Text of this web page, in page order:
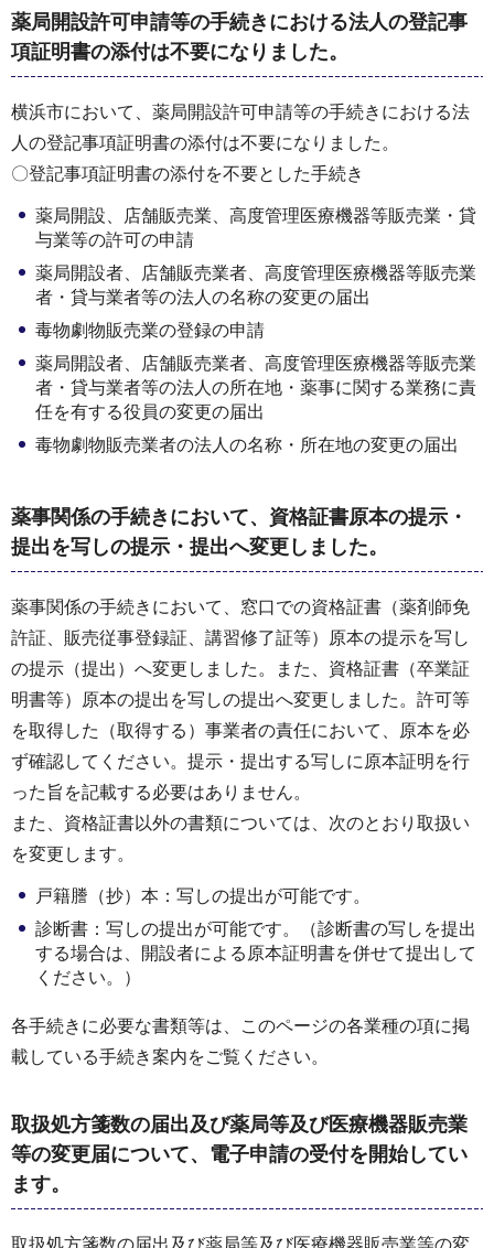
薬局開設許可申請等の手続きにおける法人の登記事
項証明書の添付は不要になりました。
横浜市において、薬局開設許可申請等の手続きにおける法
人の登記事項証明書の添付は不要になりました。
〇登記事項証明書の添付を不要とした手続き
薬局開設、店舗販売業、高度管理医療機器等販売業・貸
与業等の許可の申請
薬局開設者、店舗販売業者、高度管理医療機器等販売業
者・貸与業者等の法人の名称の変更の届出
毒物劇物販売業の登録の申請
薬局開設者、店舗販売業者、高度管理医療機器等販売業
者・貸与業者等の法人の所在地・薬事に関する業務に責
任を有する役員の変更の届出
毒物劇物販売業者の法人の名称・所在地の変更の届出
薬事関係の手続きにおいて、資格証書原本の提示・
提出を写しの提示・提出へ変更しました。
薬事関係の手続きにおいて、窓口での資格証書（薬剤師免
許証、販売従事登録証、講習修了証等）原本の提示を写し
の提示（提出）へ変更しました。また、資格証書（卒業証
明書等）原本の提出を写しの提出へ変更しました。許可等
を取得した（取得する）事業者の責任において、原本を必
ず確認してください。提示・提出する写しに原本証明を行
った旨を記載する必要はありません。
また、資格証書以外の書類については、次のとおり取扱い
を変更します。
戸籍謄（抄）本：写しの提出が可能です。
診断書：写しの提出が可能です。（診断書の写しを提出
する場合は、開設者による原本証明書を併せて提出して
ください。）
各手続きに必要な書類等は、このページの各業種の項に掲
載している手続き案内をご覧ください。
取扱処方箋数の届出及び薬局等及び医療機器販売業
等の変更届について、電子申請の受付を開始してい
ます。